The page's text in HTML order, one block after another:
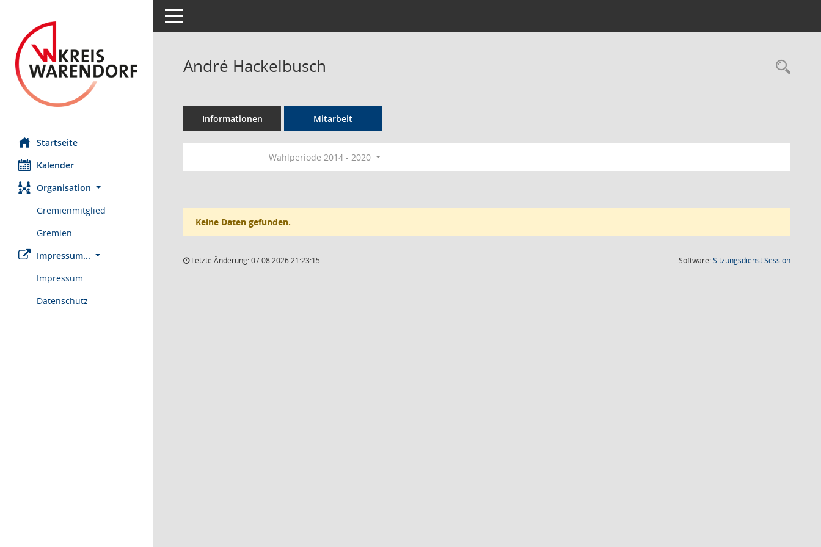
Startseite
Kalender
Organisation
Gremienmitglied
Gremien
Impressum...
Impressum
Datenschutz
Toggle navigation
André Hackelbusch
Informationen Mitarbeit
Wahlperiode 2014 - 2020
Keine Daten gefunden.
Letzte Änderung: 07.08.2026 21:23:15 Software:SitzungsdienstSession(Wird in